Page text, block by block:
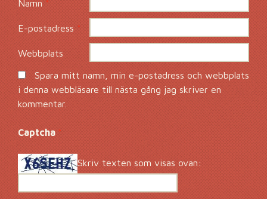
Namn *
E-postadress*
Webbplats
Spara mitt namn, min e-postadress och webbplats
i denna webbläsare till nästa gång jag skriver en
kommentar.
Captcha*
Skriv texten som visas ovan: